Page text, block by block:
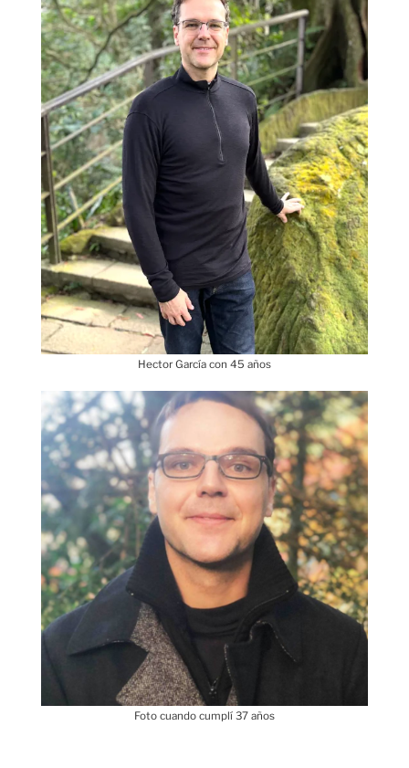
Hector García con 45 años
Foto cuando cumplí 37 años